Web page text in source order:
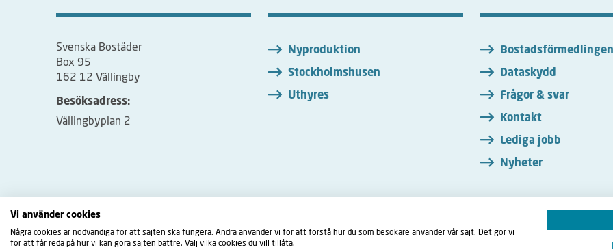
Svenska Bostäder
Box 95
162 12 Vällingby
Besöksadress:
Vällingbyplan 2
Nyproduktion
Stockholmshusen
Uthyres
Bostadsförmedlingen
Dataskydd
Frågor & svar
Kontakt
Lediga jobb
Nyheter
Facebook
Vi använder cookies
Några cookies är nödvändiga för att sajten ska fungera. Andra använder vi för att förstå hur du som besökare använder vår sajt. Det gör vi
för att får reda på hur vi kan göra sajten bättre. Välj vilka cookies du vill tillåta.